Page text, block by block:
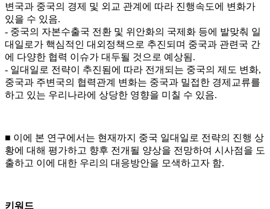
변국과 중국의 경제 및 외교 관계에 따라 진행속도에 변화가
있을 수 있음.
- 중국의 자본수출국 전환 및 위안화의 국제화 등에 발맞춰 일
대일로가 핵심적인 대외정책으로 추진되며 중국과 관련국 간
에 다양한 협력 이슈가 대두될 것으로 예상됨.
- 일대일로 전략이 추진됨에 따라 전개되는 중국의 제도 변화,
중국과 주변국의 협력관계 변화는 중국과 밀접한 경제교류를
하고 있는 우리나라에 상당한 영향을 미칠 수 있음.
■ 이에 본 연구에서는 현재까지 중국 일대일로 전략의 진행 상
황에 대해 평가하고 향후 전개될 양상을 전망하여 시사점을 도
출하고 이에 대한 우리의 대응방안을 모색하고자 함.
키워드